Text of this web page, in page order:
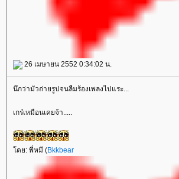
26 เมษายน 2552 0:34:02 น.
นึกว่ามัวถ่ายรูปจนลืมร้องเพลงไปแระ...
เกร๋เหมือนเคยจ้า.....
ดย: พี่หมี (Bkkbear